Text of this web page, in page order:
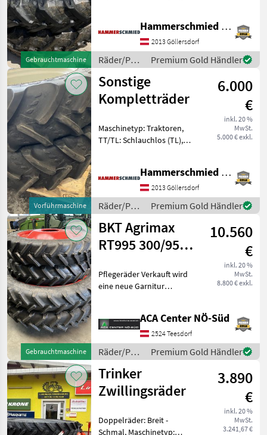
Gebrauchtmaschine
gebrauchte Kompletträder
Pflegeräder 9, 5-38 Pirelli
40% auf Fixfelgen
Hammerschmied GmbH
2013 Göllersdorf
Räder/Pneu/Felgen
/ Sonstige
Premium Gold Händler
Vorführmaschine
Sonstige
Kompletträder
6.000
€
inkl. 20 %
MwSt.
5.000 € exkl.
Maschinetyp: Traktoren,
TT/TL: Schlauchlos (TL),
Kompletträder passend zu
Lindner Geotrac, Lintrac
vorne 280/85R28 Klebe
Hammerschmied GmbH
2013 Göllersdorf
Räder/Pneu/Felgen
/ Sonstige
Premium Gold Händler
Gebrauchtmaschine
BKT Agrimax
RT995 300/95
10.560
€
inkl. 20 %
MwSt.
8.800 € exkl.
Pflegeräder Verkauft wird
eine neue Garnitur
Dimension hinten: 300/95
R52 Dimension vorne:
270/95 R38 Die Rei
ACA Center NÖ-Süd
2524 Teesdorf
Räder/Pneu/Felgen
/ BKT
Premium Gold Händler
Trinker
Zwillingsräder
3.890
€
inkl. 20 %
MwSt.
3.241,67 €
Doppelräder: Breit -
Schmal, Maschinetyp: